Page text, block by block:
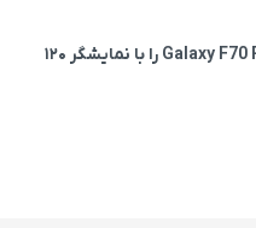
سامسونگ گوشی Galaxy F70 Pro را با نمایشگر ۱۲۰